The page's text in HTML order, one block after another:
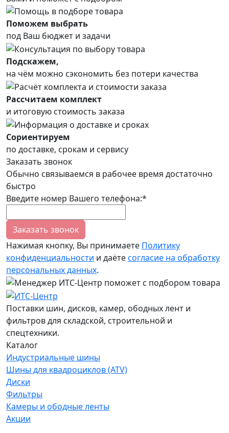
Поможем выбрать
под Ваш бюджет и задачи
Подскажем,
на чём можно сэкономить без потери качества
Рассчитаем комплект
и итоговую стоимость заказа
Сориентируем
по доставке, срокам и сервису
Заказать звонок
Обычно связываемся в рабочее время достаточно
быстро
Введите номер Вашего телефона:*
Заказать звонок
Нажимая кнопку, Вы принимаете Политику
конфиденциальности и даётесогласие на обработку
персональных данных.
Поставки шин, дисков, камер, ободных лент и
фильтров для складской, строительной и
спецтехники.
Каталог
Индустриальные шины
Шины для квадроциклов (ATV)
Диски
Фильтры
Камеры и ободные ленты
Акции